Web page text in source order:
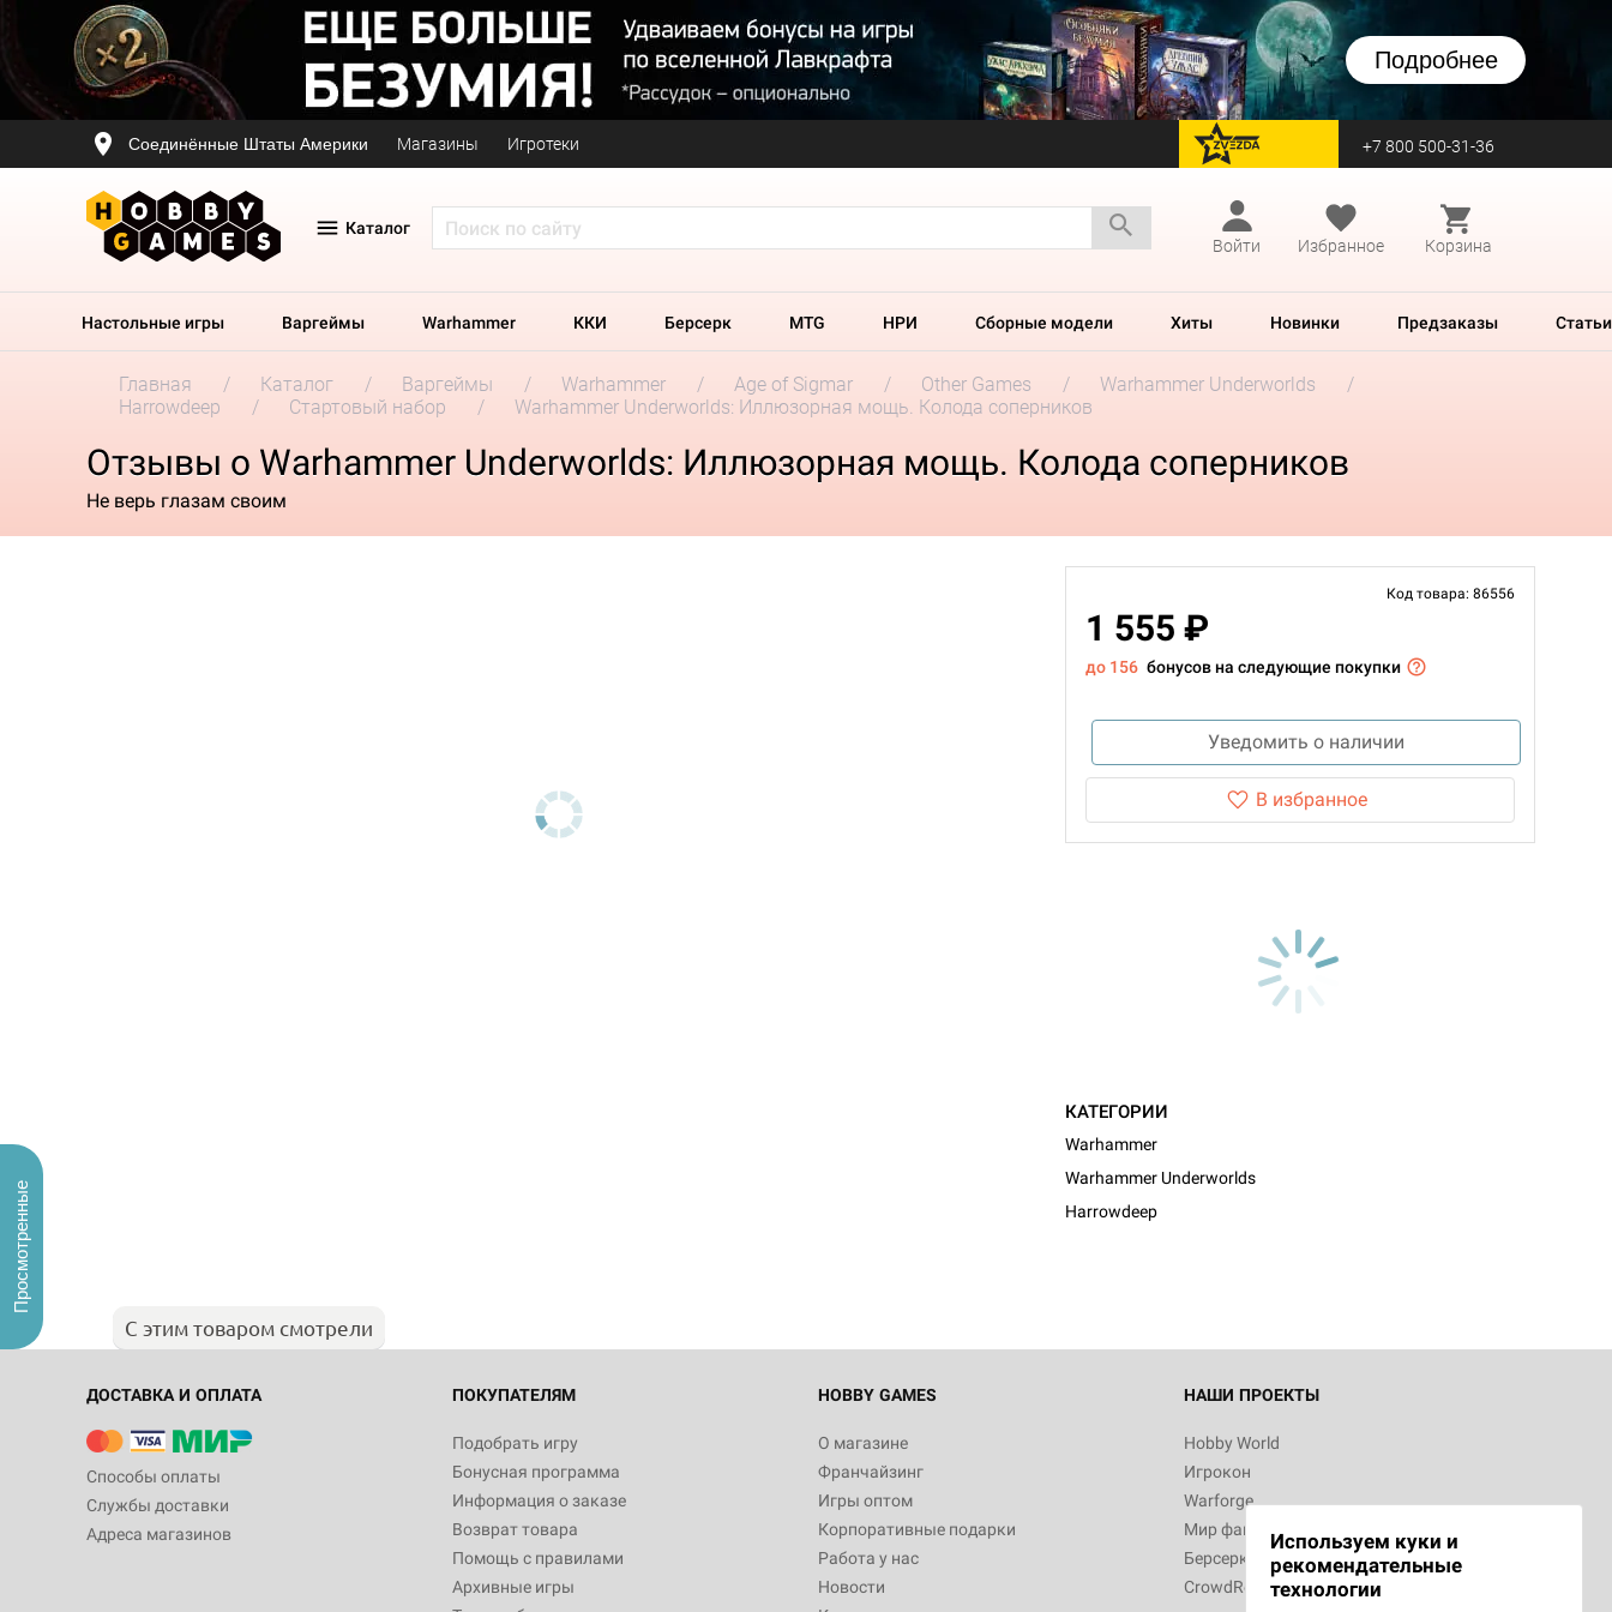
Подробнее
Соединённые Штаты Америки Магазины Игротеки перейти на Zvezda +7 800 500-31-36
Каталог
Войти
Избранное Корзина
Настольные игры Варгеймы Warhammer ККИ Берсерк MTG НРИ Сборные модели Хиты Новинки Предзаказы Статьи
Главная Каталог Варгеймы Warhammer Age of Sigmar Other Games
Warhammer Underworlds
Harrowdeep
Стартовый набор Warhammer Underworlds: Иллюзорная мощь. Колода соперников
Отзывы о Warhammer Underworlds: Иллюзорная мощь. Колода соперников
Не верь глазам своим
Код товара: 86556
1 555 ₽
до 156 бонусов на следующие покупки
Уведомить о наличии
В избранное
КАТЕГОРИИ
Warhammer
Warhammer Underworlds
Harrowdeep
С этим товаром смотрели
ДОСТАВКА И ОПЛАТА
Способы оплаты
Службы доставки
Адреса магазинов
ПОКУПАТЕЛЯМ
Подобрать игру
Бонусная программа
Информация о заказе
Возврат товара
Помощь с правилами
Архивные игры
HOBBY GAMES
О магазине
Франчайзинг
Игры оптом
Корпоративные подарки
Работа у нас
Новости
НАШИ ПРОЕКТЫ
Hobby World
Игрокон
Warforge
Мир фантастики
Берсерк
CrowdRepublic
Используем куки и
рекомендательные
технологии
Просмотренные
Настольная игра Hobby World Монстры
Белая смерть
12 990
Настольная игра Hobby World Ужас
3 490